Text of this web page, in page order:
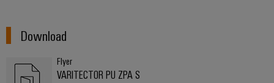
Download
Flyer
VARITECTOR PU ZPA S